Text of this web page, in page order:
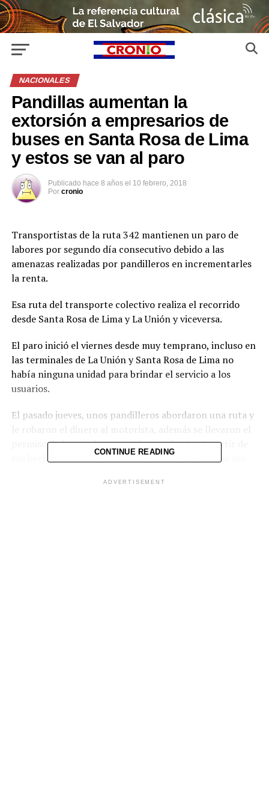
NACIONALES
Pandillas aumentan la
extorsión a empresarios de
buses en Santa Rosa de Lima
y estos se van al paro
Publicado hace 8 años el 10 febrero, 2018
Por cronio
Transportistas de la ruta 342 mantienen un paro de
labores por segundo día consecutivo debido a las
amenazas realizadas por pandilleros en incrementarles
la renta.
Esa ruta del transporte colectivo realiza el recorrido
desde Santa Rosa de Lima y La Unión y viceversa.
El paro inició el viernes desde muy temprano, incluso en
las terminales de La Unión y Santa Rosa de Lima no
había ninguna unidad para brindar el servicio a los
usuarios.
El pasado jueves, unos pandilleros abordaron una ruta y
le robaron el dinero al motorista, además se llevaron el
permiso de línea y la tarjeta de circulación. A partir de
ese hecho, los transportistas optaron por guardar sus
CONTINUE READING
ADVERTISEMENT